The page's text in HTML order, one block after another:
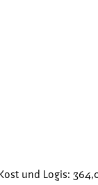
und Logis: